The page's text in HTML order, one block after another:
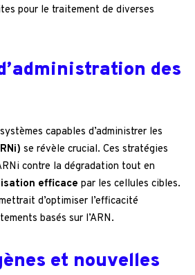
pour le traitement de diverses
des
capables d’administrer les
se révèle crucial. Ces stratégies
contre la dégradation tout en
efficace par les cellules cibles.
d’optimiser l’efficacité
basés sur l’ARN.
et nouvelles